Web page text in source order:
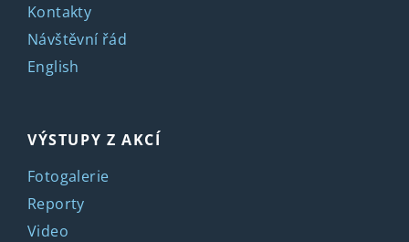
Kontakty
Návštěvní řád
English
VÝSTUPY Z AKCÍ
Fotogalerie
Reporty
Video